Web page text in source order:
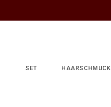
SET HAARSCHMUCK